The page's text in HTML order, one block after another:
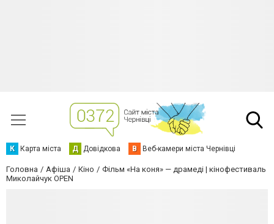
К Карта міста Д Довідкова В Веб-камери міста Чернівці
Головна Афіша Кіно
Фільм «На коня» — драмеді | кінофестиваль
Миколайчук OPEN